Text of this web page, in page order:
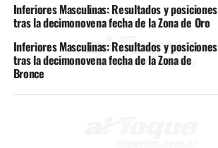
Inferiores Masculinas: Resultados y posiciones
tras la decimonovena fecha de la Zona de Oro
Inferiores Masculinas: Resultados y posiciones
tras la decimonovena fecha de la Zona de
Bronce